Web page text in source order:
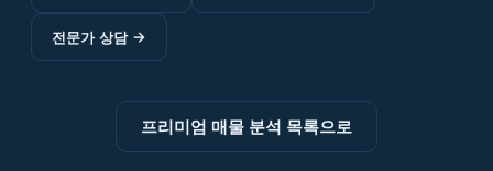
전문가 상담→
프리미엄 매물 분석 목록으로